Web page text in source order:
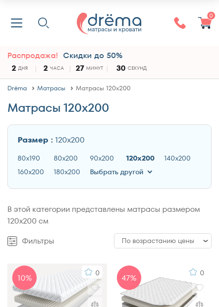
0
Распродажа! Скидки до 50%
2 ДНЯ 2 ЧАСА 27 МИНУТ 30 СЕКУНД
Drёma Матрасы Матрасы 120x200
Матрасы 120x200
Размер : 120x200
80x190 80x200 90x200 120x200
140x200
160x200
180x200 Выбрать другой
В этой категории представлены матрасы размером
120x200 см
Фильтры
По возрастанию цены
По убыванию цены
По популярности
10% 0 47% 0